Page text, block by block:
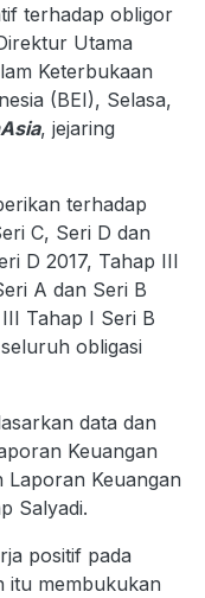
terhadap obligor
Utama
Keterbukaan
(BEI), Selasa,
, jejaring
terhadap
C, Seri D dan
D 2017, Tahap III
A dan Seri B
Tahap I Seri B
obligasi
data dan
Keuangan
Laporan Keuangan
Salyadi.
positif pada
itu membukukan